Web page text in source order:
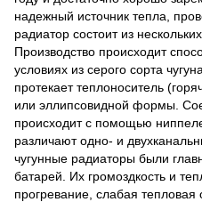
надежный источник тепла,
радиатор состоит из
Производство происходит
условиях из серого сорта
протекает теплоноситель
или эллипсовидной формы.
происходит с помощью
различают одно- и
чугунные радиаторы были
батарей. Их громоздкость и
прогревание, слабая тепловая